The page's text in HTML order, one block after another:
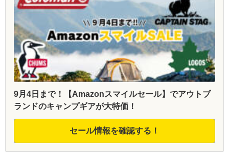
9月4日まで！【Amazonスマイルセール】でアウトブ
ランドのキャンプギアが大特価！
セール情報を確認する！